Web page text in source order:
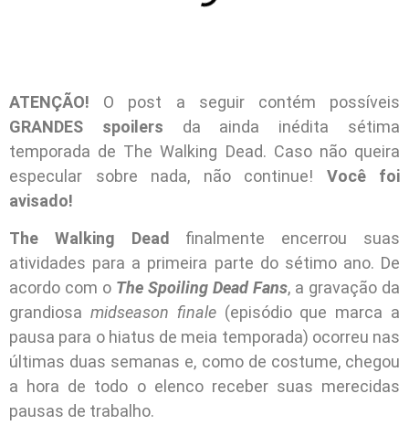
ATENÇÃO! O post a seguir contém possíveis
GRANDES
spoilers da ainda inédita sétima
temporada de The Walking Dead. Caso não queira
especular sobre nada, não continue! Você foi
avisado!
The Walking Dead
finalmente encerrou suas
atividades para a primeira parte do sétimo ano. De
acordo com o The Spoiling Dead Fans, a gravação da
grandiosa midseason finale(episódio que marca a
pausa para o hiatus de meia temporada) ocorreu nas
últimas duas semanas e, como de costume, chegou
a hora de todo o elenco receber suas merecidas
pausas de trabalho.